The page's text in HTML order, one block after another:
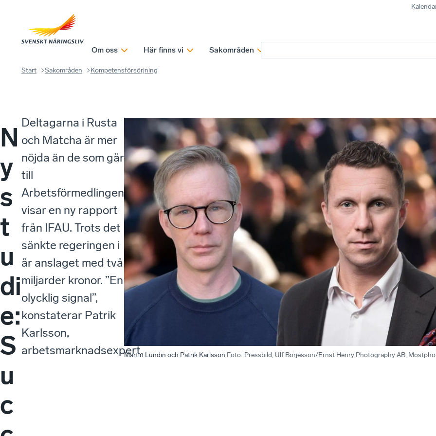
Om oss Här finns vi Sakområden
Start Sakområden Kompetensförsörjning
N
y
s
t
u
di
e:
S
u
c
Deltagarna i Rusta
och Matcha är mer
nöjda än de som går
till
Arbetsförmedlingen,
visar en ny rapport
från IFAU. Trots det
sänkte regeringen i
år anslaget med två
miljarder kronor. ”En
olycklig signal”,
konstaterar Patrik
Karlsson,
arbetsmarknadsexpert.Martin Lundin och Patrik Karlsson Foto: Pressbild, Ulf Börjesson/Ernst Henry Photography AB,